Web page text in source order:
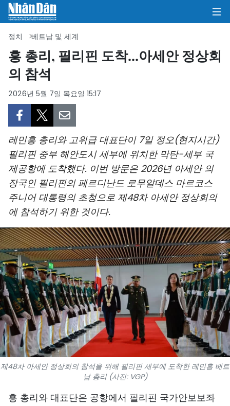
정치
비즈니스
사회
환경
문화
스포츠
과학기술
여행
세계
사진
비디오
인포그래픽
정치 베트남 및 세계
흥 총리, 필리핀 도착...아세안 정상회
의 참석
2026년 5월 7일 목요일 15:17
레민흥 총리와 고위급 대표단이 7일 정오(현지시간)
필리핀 중부 해안도시 세부에 위치한 막탄-세부 국
제공항에 도착했다. 이번 방문은 2026년 아세안 의
장국인 필리핀의 페르디난드 로무알데스 마르코스
주니어 대통령의 초청으로 제48차 아세안 정상회의
에 참석하기 위한 것이다.
제48차 아세안 정상회의 참석을 위해 필리핀 세부에 도착한 레민흥 베트
남 총리 (사진: VGP)
흥 총리와 대표단은 공항에서 필리핀 국가안보보좌